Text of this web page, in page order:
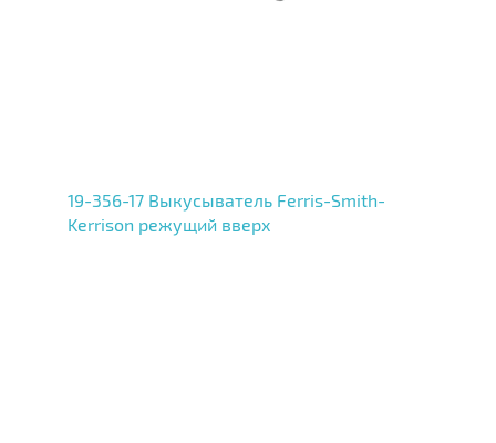
19-356-17 Выкусыватель Ferris-Smith-
Kerrison режущий вверх